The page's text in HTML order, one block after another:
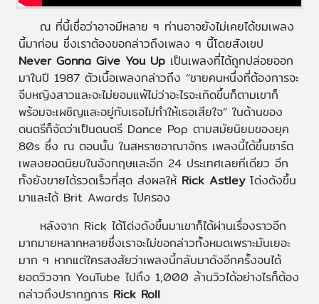
ณ ที่นี้เชื่อว่าอาจมีหลาย ๆ ท่านอาจยังไม่เคยได้ชมเพลง
นี้มาก่อน ซึ่งเราต้องขอกล่าวถึงเพลง ๆ นี้โดยสังเขป
Never Gonna Give You Upเป็นเพลงที่ได้ถูกปล่อยออก
มาในปี 1987 ตัวเนื้อเพลงกล่าวถึง “ชายคนหนึ่งที่ต้องการจะ
จีบหญิงสาวและจะไม่ยอมแพ้ไม่ว่าอะไรจะเกิดขึ้นก็ตามเขาก็
พร้อมจะเผชิญและอยู่กับเธอไม่ทำให้เธอเสียใจ” ในด้านของ
ดนตรีก็จัดว่าเป็นดนตรี Dance Pop ตามสมัยนิยมของยุค
80s ซึ่ง ณ ตอนนั้น ในสหราชอาณาจักร เพลงนี้ได้ขึ้นชาร์ต
เพลงยอดนิยมในอังกฤษและอีก 24 ประเทศเลยทีเดียว อีก
ทั้งยังขายได้รวดเร็วที่สุด ส่งผลให้ Rick Astleyโด่งดังขึ้น
มาและได้ Brit Awards ไปครอง
หลังจาก Rick ได้โด่งดังขึ้นมาเขาก็ได้ผ่านเรื่องราวอีก
มากมายหลากหลายซึ่งเราจะไม่ขอกล่าวทั้งหมดเพราะมันเยอะ
มาก ๆ หากแต่ใครสงสัยว่าเพลงนี้กลับมาดังอีกครั้งจนได้
ยอดวิวจาก YouTube ไปถึง 1,000 ล้านวิวได้อย่างไรก็ต้อง
กล่าวถึงปรากฏการ Rick Roll